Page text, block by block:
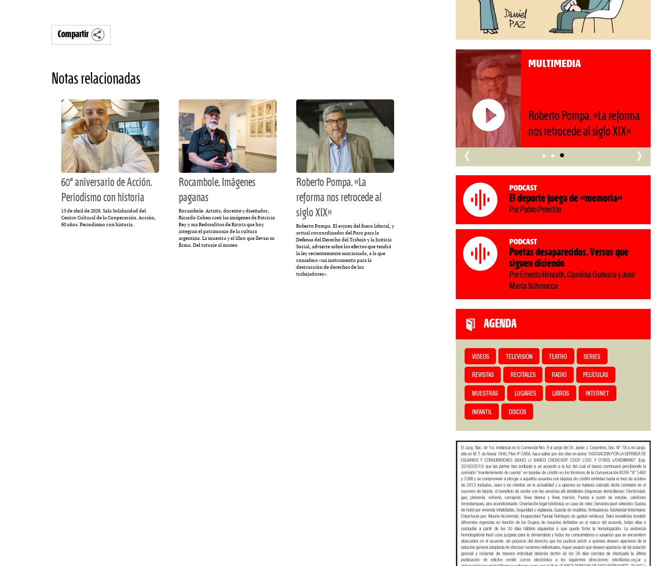
Compartir
Notas relacionadas
60º aniversario de Acción.
Periodismo con historia
15 de abril de 2026. Sala Solidaridad del
Centro Cultural de la Cooperación. Acción,
60 años. Periodismo con historia.
Rocambole. Imágenes
paganas
Rocambole. Artista, docente y diseñador,
Ricardo Cohen creó las imágenes de Patricio
Rey y sus Redonditos de Ricota que hoy
integran el patrimonio de la cultura
argentina. La muestra y el libro que llevan su
firma. Del tatuaje al museo.
Roberto Pompa. «La
reforma nos retrocede al
siglo XIX»
Roberto Pompa. El exjuez del fuero laboral, y
actual cocoordinador del Foro para la
Defensa del Derecho del Trabajo y la Justicia
Social, advierte sobre los efectos que tendrá
la ley recientemente sancionada, a la que
considera «un instrumento para la
destrucción de derechos de los
trabajadores».
60º aniversario de Acción.
Periodismo con historia
Rocambole. Imágenes
paganas
MULTIMEDIA
Roberto Pompa. «La reforma
nos retrocede al siglo XIX»
‹ ›
Podcast
El deporte juega de «memoria»
Por Pablo Provitilo
Podcast
Poetas desaparecidos. Versos que
siguen diciendo
Por Ernesto Horvath, Carolina Guevara y José
María Schinocca
AGENDA
VIDEOS TELEVISIÓN TEATRO SERIES
REVISTAS RECITALES RADIO PELÍCULAS
MUESTRAS LUGARES LIBROS INTERNET
INFANTIL DISCOS